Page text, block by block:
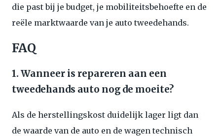
die past bij je budget, je mobiliteitsbehoefte en de
reële marktwaarde van je auto tweedehands.
FAQ
1. Wanneer is repareren aan een
tweedehands auto nog de moeite?
Als de herstellingskost duidelijk lager ligt dan
de waarde van de auto en de wagen technisch